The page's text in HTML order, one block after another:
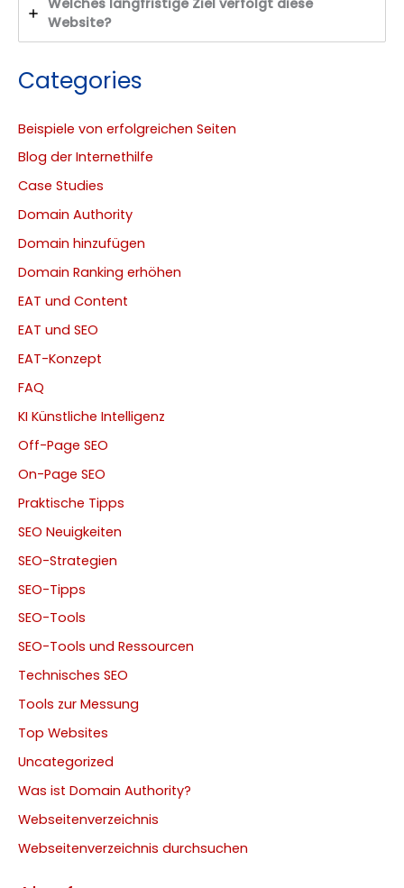
Welches langfristige Ziel verfolgt diese
Website?
Categories
Beispiele von erfolgreichen Seiten
Blog der Internethilfe
Case Studies
Domain Authority
Domain hinzufügen
Domain Ranking erhöhen
EAT und Content
EAT und SEO
EAT-Konzept
FAQ
KI Künstliche Intelligenz
Off-Page SEO
On-Page SEO
Praktische Tipps
SEO Neuigkeiten
SEO-Strategien
SEO-Tipps
SEO-Tools
SEO-Tools und Ressourcen
Technisches SEO
Tools zur Messung
Top Websites
Uncategorized
Was ist Domain Authority?
Webseitenverzeichnis
Webseitenverzeichnis durchsuchen